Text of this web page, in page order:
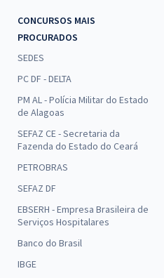
CONCURSOS MAIS
PROCURADOS
SEDES
PC DF - DELTA
PM AL - Polícia Militar do Estado
de Alagoas
SEFAZ CE - Secretaria da
Fazenda do Estado do Ceará
PETROBRAS
SEFAZ DF
EBSERH - Empresa Brasileira de
Serviços Hospitalares
Banco do Brasil
IBGE